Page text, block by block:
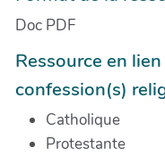
Doc PDF
Ressource en
confession(s)
Catholique
Protestante